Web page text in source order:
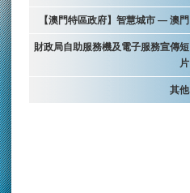
【澳門特區政府】智慧城市 — 澳門
財政局自助服務機及電子服務宣傳短
片
其他